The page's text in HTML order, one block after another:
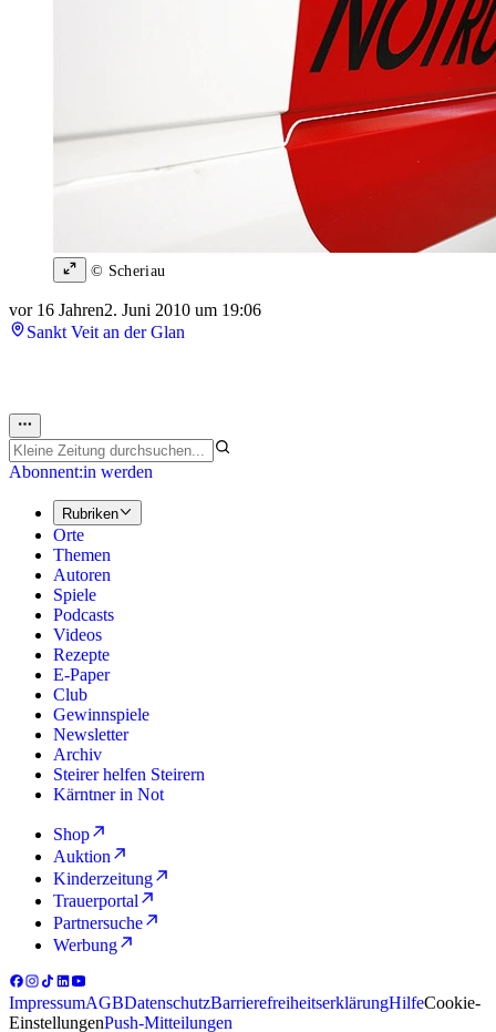
© Scheriau
vor 16 Jahren2. Juni 2010 um 19:06
Sankt Veit an der Glan
Abonnent:in werden
Rubriken
Orte
Themen
Autoren
Spiele
Podcasts
Videos
Rezepte
E-Paper
Club
Gewinnspiele
Newsletter
Archiv
Steirer helfen Steirern
Kärntner in Not
Shop
Auktion
Kinderzeitung
Trauerportal
Partnersuche
Werbung
ImpressumAGBDatenschutzBarrierefreiheitserklärungHilfeCookie-
EinstellungenPush-Mitteilungen